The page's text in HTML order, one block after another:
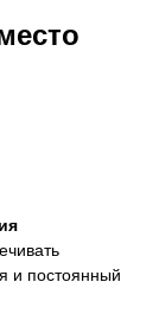
и постоянный